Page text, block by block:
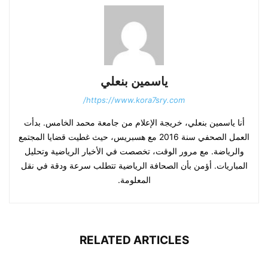
ياسمين بنعلي
https://www.kora7sry.com/
أنا ياسمين بنعلي، خريجة الإعلام من جامعة محمد الخامس. بدأت
العمل الصحفي سنة 2016 مع هسبريس، حيث غطيت قضايا المجتمع
والرياضة. مع مرور الوقت، تخصصت في الأخبار الرياضية وتحليل
المباريات. أؤمن بأن الصحافة الرياضية تتطلب سرعة ودقة في نقل
المعلومة.
RELATED ARTICLES